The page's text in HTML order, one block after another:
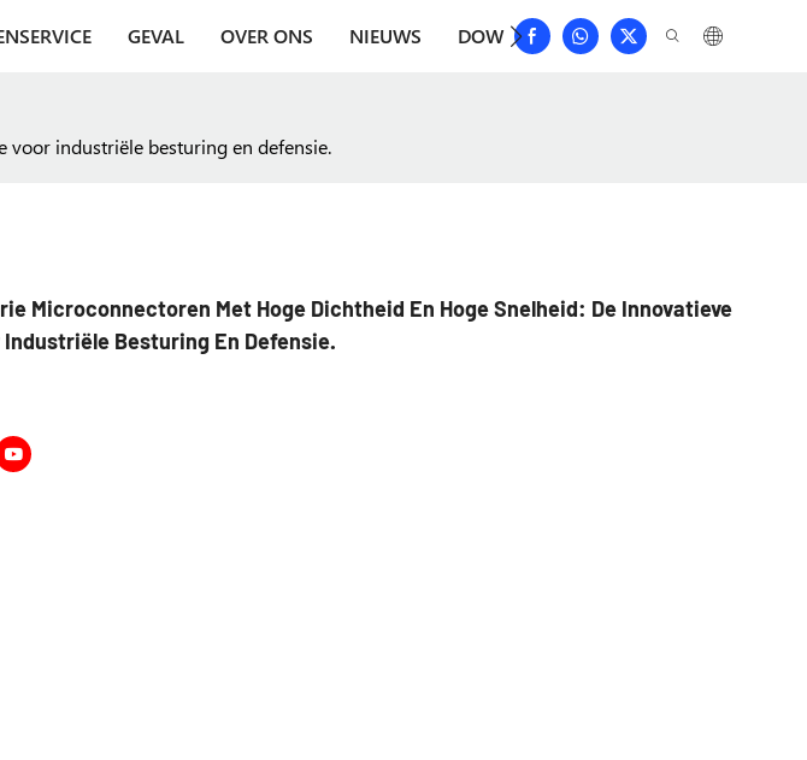
GEVAL OVER ONS NIEUWS DOWNLOAD NEEM CONTACT MET
voor industriële besturing en defensie.
Microconnectoren Met Hoge Dichtheid En Hoge Snelheid: De Innovatieve
Industriële Besturing En Defensie.